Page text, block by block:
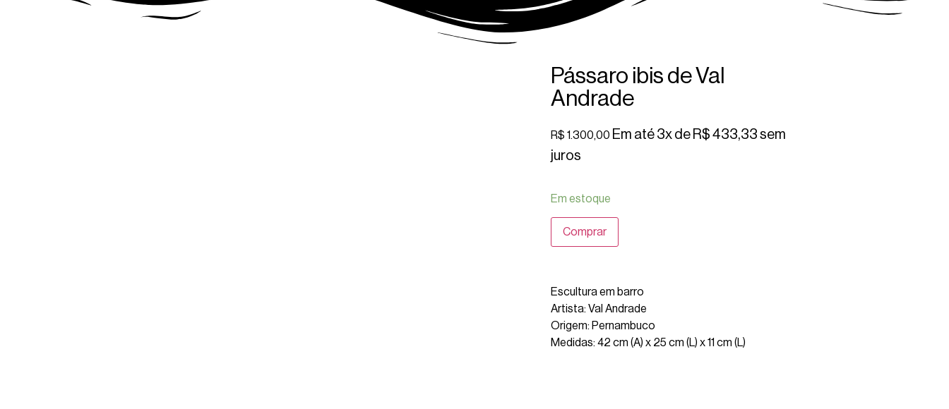
Pássaro ibis de Val
Andrade
R$ 1.300,00 Em até 3x de R$ 433,33 sem
juros
Em estoque
Comprar
Escultura em barro
Artista: Val Andrade
Origem: Pernambuco
Medidas: 42 cm (A) x 25 cm (L) x 11 cm (L)